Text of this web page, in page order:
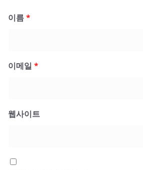
이름*
이메일 *
웹사이트